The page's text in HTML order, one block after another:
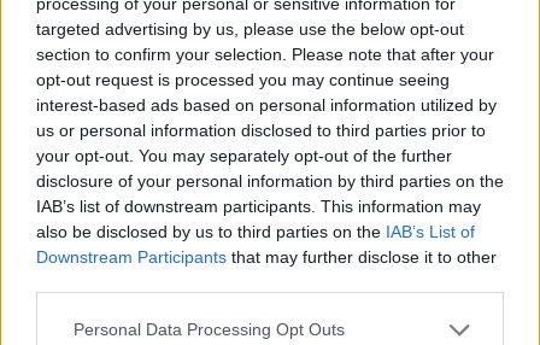
targeted advertising by us, please use the below opt-out
section to confirm your selection. Please note that after your
opt-out request is processed you may continue seeing
interest-based ads based on personal information utilized by
us or personal information disclosed to third parties prior to
your opt-out. You may separately opt-out of the further
disclosure of your personal information by third parties on the
IAB’s list of downstream participants. This information may
also be disclosed by us to third parties on the IAB’s List of
Downstream Participants that may further disclose it to other
Personal Data Processing Opt Outs
DOWNLOAD QR 🠋
Condividi:
WhatsApp
Telegram
Stampa
CASALE